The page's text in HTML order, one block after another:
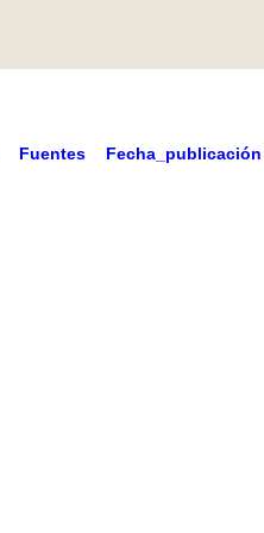
Fuentes Fecha_publicación